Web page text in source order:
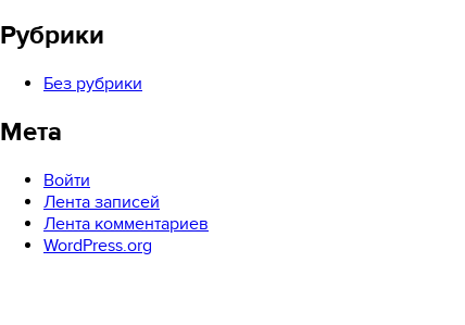
Рубрики
Без рубрики
Мета
Войти
Лента записей
Лента комментариев
WordPress.org